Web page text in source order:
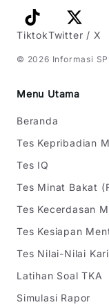
TiktokTwitter / X
© 2026 Informasi
Menu Utama
Beranda
Tes Kepribadian
Tes IQ
Tes Minat Bakat
Tes Kecerdasan
Tes Kesiapan
Tes Nilai-Nilai
Latihan Soal TKA
Simulasi Rapor